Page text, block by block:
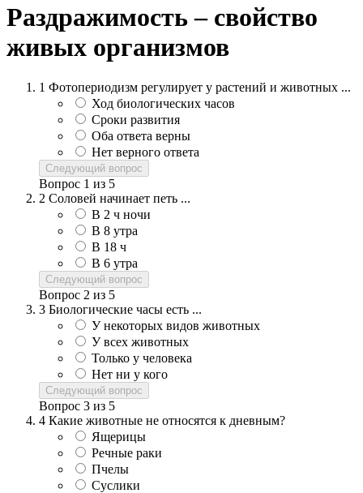
Раздражимость – свойство
живых организмов
1 Фотопериодизм регулирует у растений и животных ...
Ход биологических часов
Сроки развития
Оба ответа верны
Нет верного ответа
Следующий вопрос
Вопрос 1 из 5
2 Соловей начинает петь ...
В 2 ч ночи
В 8 утра
В 18 ч
В 6 утра
Следующий вопрос
Вопрос 2 из 5
3 Биологические часы есть ...
У некоторых видов животных
У всех животных
Только у человека
Нет ни у кого
Следующий вопрос
Вопрос 3 из 5
4 Какие животные не относятся к дневным?
Ящерицы
Речные раки
Пчелы
Суслики